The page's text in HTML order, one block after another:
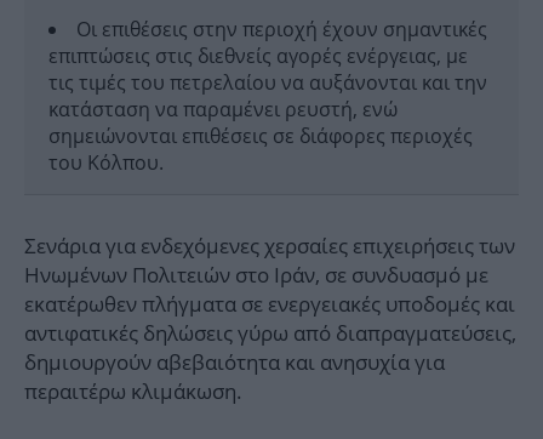
Οι επιθέσεις στην περιοχή έχουν σημαντικές
επιπτώσεις στις διεθνείς αγορές ενέργειας, με
τις τιμές του πετρελαίου να αυξάνονται και την
κατάσταση να παραμένει ρευστή, ενώ
σημειώνονται επιθέσεις σε διάφορες περιοχές
του Κόλπου.
Σενάρια για ενδεχόμενες χερσαίες επιχειρήσεις των
Ηνωμένων Πολιτειών στο Ιράν, σε συνδυασμό με
εκατέρωθεν πλήγματα σε ενεργειακές υποδομές και
αντιφατικές δηλώσεις γύρω από διαπραγματεύσεις,
δημιουργούν αβεβαιότητα και ανησυχία για
περαιτέρω κλιμάκωση.